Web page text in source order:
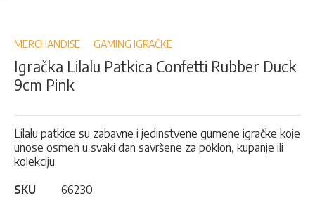
of
images
gallery
beginning
the
images
MERCHANDISE GAMING IGRAČKE
Igračka Lilalu Patkica Confetti Rubber Duck
9cm Pink
Lilalu patkice su zabavne i jedinstvene gumene igračke koje
unose osmeh u svaki dan savršene za poklon, kupanje ili
kolekciju.
SKU
66230